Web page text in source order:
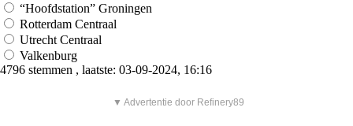
“Hoofdstation” Groningen
Rotterdam Centraal
Utrecht Centraal
Valkenburg
4796 stemmen , laatste: 03-09-2024, 16:16
▼ Advertentie door Refinery89